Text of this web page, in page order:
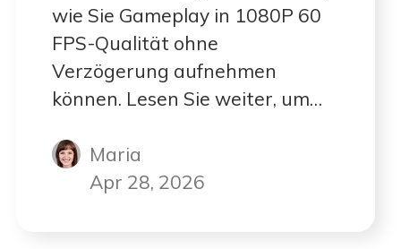
wie Sie Gameplay in 1080P 60
FPS-Qualität ohne
Verzögerung aufnehmen
können. Lesen Sie weiter, um
Maria
Apr 28, 2026